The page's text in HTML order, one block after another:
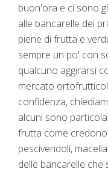
buon'ora e ci sono
alle bancarelle dei
piene di frutta e
sempre un po' con
qualcuno aggirarsi
mercato
confidenza,
alcuni sono
frutta come
pescivendoli,
delle bancarelle